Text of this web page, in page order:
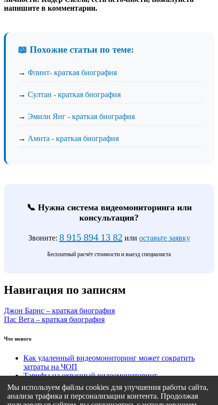
напишите в комментарии.
📖 Похожие статьи по теме:
→ Флинт- краткая биография
→ Султан - краткая биография
→ Эмили Янг - краткая биография
→ Амита - краткая биография
📞 Нужна система видеомониторинга или
консультация?
Звоните: 8 915 894 13 82 или оставьте заявку
Бесплатный расчёт стоимости и выезд специалиста
Навигация по записям
Джон Барнс – краткая биография
Пас Вега – краткая биография
Что нового
Как удаленный видеомониторинг может сократить
затраты на ЧОП
Тарифы на охранный видеомониторинг
Этапы подключения удаленного видеомониторинга
Кому подходит удаленный видеомониторинг?
Какие задачи решает удаленный видеомониторинг
Мы используем файлы cookies для улучшения работы сайта,
анализа трафика и персонализации контента. Продолжая